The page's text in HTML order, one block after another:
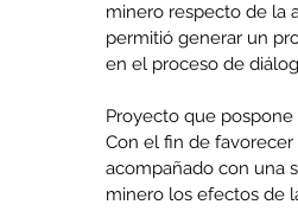
Our Recent Posts
minero respecto de la
permitió generar un
en el proceso de
Proyecto que
Con el fin de
acompañado con una
minero los efectos de